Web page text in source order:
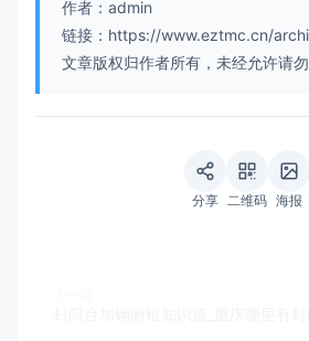
作者：admin
链接：https://www.eztmc.cn/
文章版权归作者所有，未经允许请勿
分享 二维码 海报